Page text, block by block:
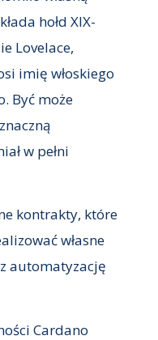
hołd XIX-
Lovelace,
imię włoskiego
Być może
w pełni
kontrakty, które
własne
automatyzację
Cardano